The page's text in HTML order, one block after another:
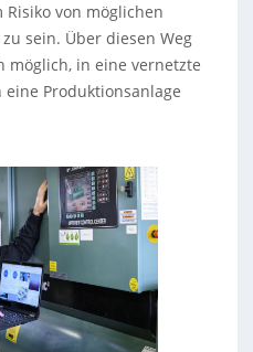
von möglichen
sein. Über diesen Weg
möglich, in eine vernetzte
Produktionsanlage